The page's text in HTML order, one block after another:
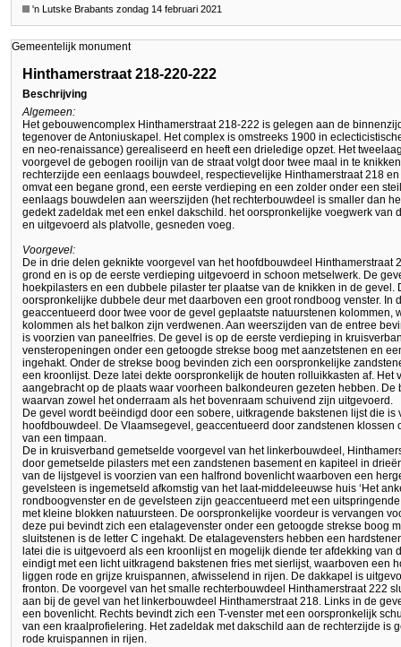
'n Lutske Brabants zondag 14 februari 2021
Gemeentelijk monument
Hinthamerstraat 218-220-222
Beschrijving
Algemeen:
Het gebouwencomplex Hinthamerstraat 218-222 is gelegen aan de
tegenover de Antoniuskapel. Het complex is omstreeks 1900 in
en neo-renaissance) gerealiseerd en heeft een drieledige opzet. Het
voorgevel de gebogen rooilijn van de straat volgt door twee maal in te
rechterzijde een eenlaags bouwdeel, respectievelijke Hinthamerstraat 218
omvat een begane grond, een eerste verdieping en een zolder onder een
eenlaags bouwdelen aan weerszijden (het rechterbouwdeel is smaller dan
gedekt zadeldak met een enkel dakschild. het oorspronkelijke voegwerk van
en uitgevoerd als platvolle, gesneden voeg.
Voorgevel:
De in drie delen geknikte voorgevel van het hoofdbouwdeel Hinthamerstraat
grond en is op de eerste verdieping uitgevoerd in schoon metselwerk. De
hoekpilasters en een dubbele pilaster ter plaatse van de knikken in de gevel.
oorspronkelijke dubbele deur met daarboven een groot rondboog venster. In
geaccentueerd door twee voor de gevel geplaatste natuurstenen kolommen,
kolommen als het balkon zijn verdwenen. Aan weerszijden van de entree
is voorzien van paneelfries. De gevel is op de eerste verdieping in
vensteropeningen onder een getoogde strekse boog met aanzetstenen en
ingehakt. Onder de strekse boog bevinden zich een oorspronkelijke
een kroonlijst. Deze latei dekte oorspronkelijk de houten rolluikkasten af. Het
aangebracht op de plaats waar voorheen balkondeuren gezeten hebben. De
waarvan zowel het onderraam als het bovenraam schuivend zijn uitgevoerd.
De gevel wordt beëindigd door een sobere, uitkragende bakstenen lijst die
hoofdbouwdeel. De Vlaamsegevel, geaccentueerd door zandstenen
van een timpaan.
De in kruisverband gemetselde voorgevel van het linkerbouwdeel,
door gemetselde pilasters met een zandstenen basement en kapiteel in
van de lijstgevel is voorzien van een halfrond bovenlicht waarboven een
gevelsteen is ingemetseld afkomstig van het laat-middeleeuwse huis ‘Het
rondboogvenster en de gevelsteen zijn geaccentueerd met een
met kleine blokken natuursteen. De oorspronkelijke voordeur is vervangen
deze pui bevindt zich een etalagevenster onder een getoogde strekse boog
sluitstenen is de letter C ingehakt. De etalagevensters hebben een
latei die is uitgevoerd als een kroonlijst en mogelijk diende ter afdekking van
eindigt met een licht uitkragend bakstenen fries met sierlijst, waarboven een
liggen rode en grijze kruispannen, afwisselend in rijen. De dakkapel is
fronton. De voorgevel van het smalle rechterbouwdeel Hinthamerstraat 222
aan bij de gevel van het linkerbouwdeel Hinthamerstraat 218. Links in de
een bovenlicht. Rechts bevindt zich een T-venster met een oorspronkelijk
van een kraalprofielering. Het zadeldak met dakschild aan de rechterzijde is
rode kruispannen in rijen.